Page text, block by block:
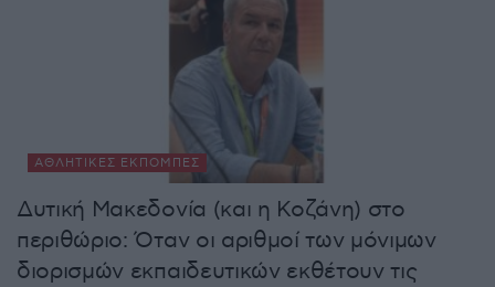
ΑΘΛΗΤΙΚΈΣ ΕΚΠΟΜΠΈΣ
Δυτική Μακεδονία (και η Κοζάνη) στο
περιθώριο: Όταν οι αριθμοί των μόνιμων
διορισμών εκπαιδευτικών εκθέτουν τις